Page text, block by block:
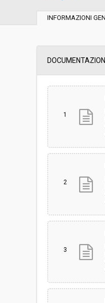
Data
Svolgimento:
Responsabile
INFORMAZIONI
1
2
3